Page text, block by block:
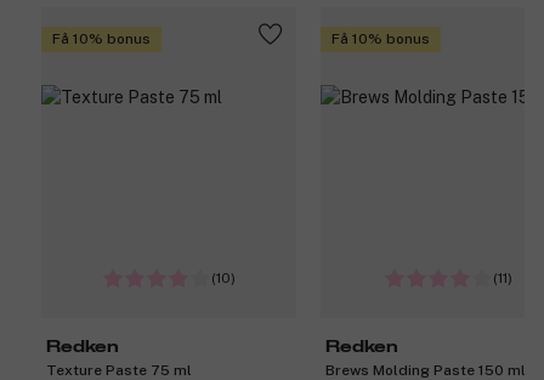
Få 10% bonus
(10)
Redken
Texture Paste 75 ml
Få 10% bonus
(11)
Redken
Brews Molding Paste 150 ml